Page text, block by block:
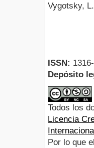
Vygotsky,
ISSN:
Depósito
Todos los
Licencia
Por lo que